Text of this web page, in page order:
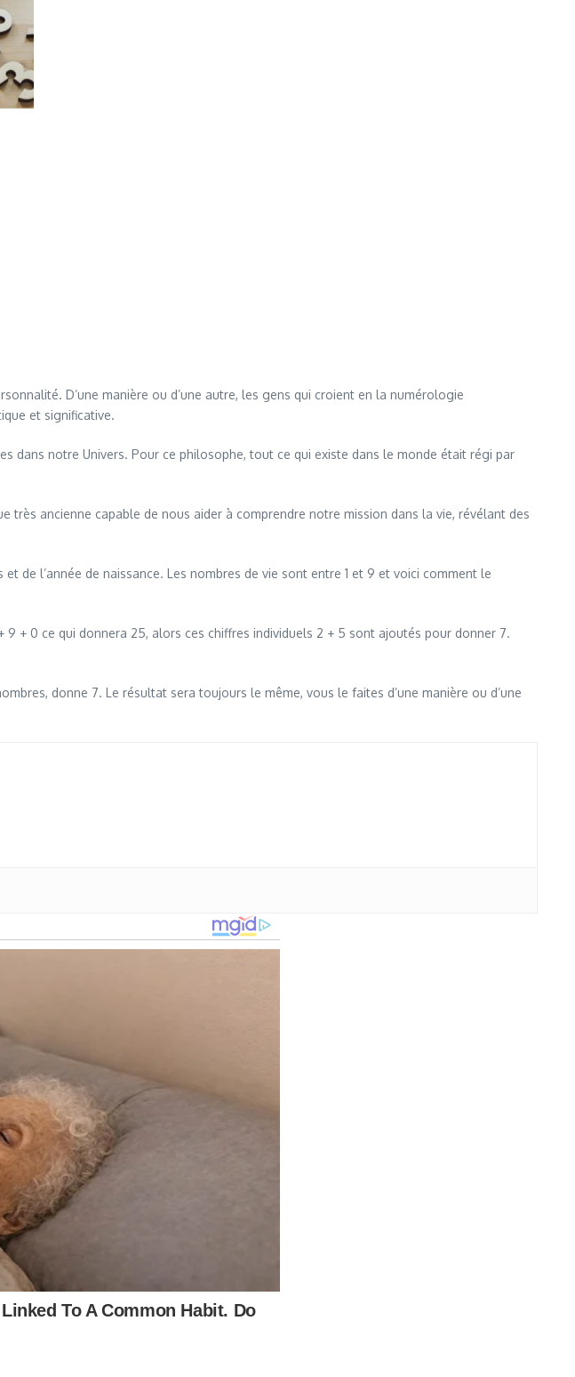
D’une manière ou d’une autre, les gens qui croient en la numérologie
et significative.
dans notre Univers. Pour ce philosophe, tout ce qui existe dans le monde était régi par
ancienne capable de nous aider à comprendre notre mission dans la vie, révélant des
de l’année de naissance. Les nombres de vie sont entre 1 et 9 et voici comment le
9 + 0 ce qui donnera 25, alors ces chiffres individuels 2 + 5 sont ajoutés pour donner 7.
donne 7. Le résultat sera toujours le même, vous le faites d’une manière ou d’une